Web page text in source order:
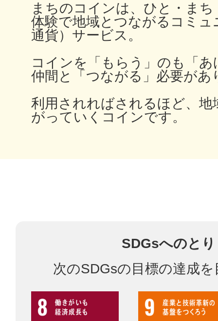
まちのコインは、ひと・ま
体験で地域とつながるコミュ
通貨）サービス。
コインを「もらう」のも「
仲間と「つながる」必要があ
利用されればされるほど、地
がっていくコインです。
SDGsへのと
次のSDGsの目標の達成
秋葉原
日置
多度津